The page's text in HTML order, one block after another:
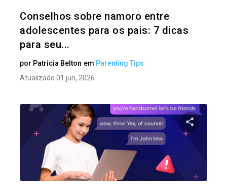
Conselhos sobre namoro entre
adolescentes para os pais: 7 dicas
para seu...
por Patricia Belton em Parenting Tips
Atualizado 01 jun, 2026